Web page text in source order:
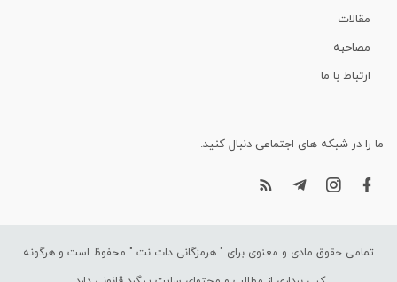
مقالات
مصاحبه
ارتباط با ما
ما را در شبکه های اجتماعی دنبال کنید.
تمامی حقوق مادی و معنوی برای " هرمزگانی دات نت " محفوظ است و هرگونه